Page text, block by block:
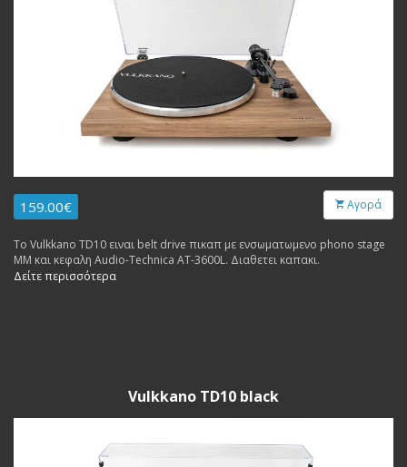
159.00€ Αγορά
Το Vulkkano TD10 ειναι belt drive πικαπ με ενσωματωμενο phono stage
MM και κεφαλη Audio-Technica AT-3600L. Διαθετει καπακι.
Δείτε περισσότερα
Vulkkano TD10 black